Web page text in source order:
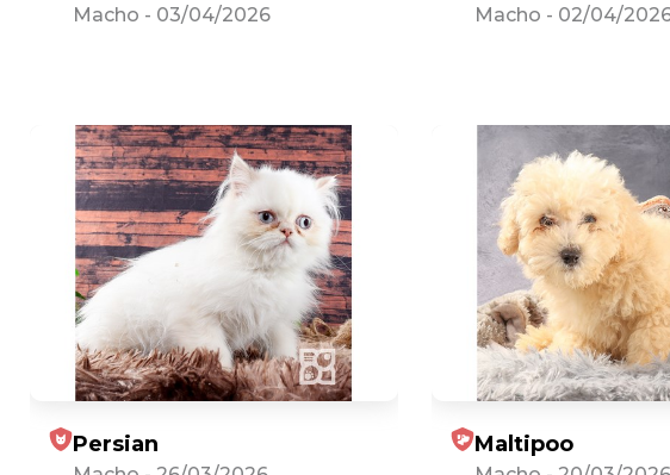
Macho - 03/04/2026 Macho - 02/04/
Persian Maltipoo